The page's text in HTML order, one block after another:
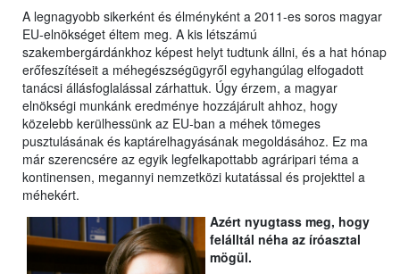
A legnagyobb sikerként és élményként a 2011-es soros magyar
EU-elnökséget éltem meg. A kis létszámú
szakembergárdánkhoz képest helyt tudtunk állni, és a hat hónap
erőfeszítéseit a méhegészségügyről egyhangúlag elfogadott
tanácsi állásfoglalással zárhattuk. Úgy érzem, a magyar
elnökségi munkánk eredménye hozzájárult ahhoz, hogy
közelebb kerülhessünk az EU-ban a méhek tömeges
pusztulásának és kaptárelhagyásának megoldásához. Ez ma
már szerencsére az egyik legfelkapottabb agráripari téma a
kontinensen, megannyi nemzetközi kutatással és projekttel a
méhekért.
Azért nyugtass meg, hogy
felálltál néha az íróasztal
mögül.